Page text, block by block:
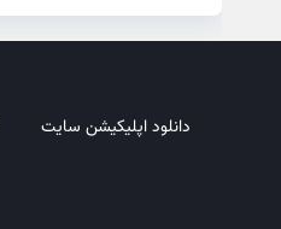
دانلود اپلیکیشن سایت